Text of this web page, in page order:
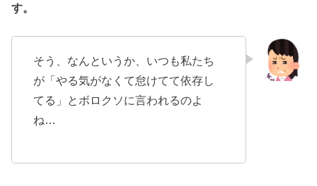
す。
そう、なんというか、いつも私たち
が「やる気がなくて怠けてて依存し
てる」とボロクソに言われるのよ
ね…